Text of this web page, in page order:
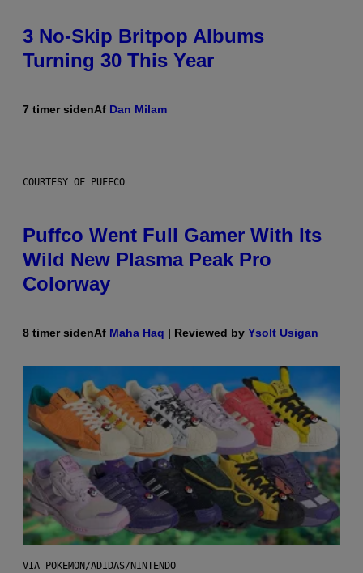
3 No-Skip Britpop Albums
Turning 30 This Year
7 timer sidenAf Dan Milam
COURTESY OF PUFFCO
Puffco Went Full Gamer With Its
Wild New Plasma Peak Pro
Colorway
8 timer sidenAf Maha Haq | Reviewed by Ysolt Usigan
VIA POKEMON/ADIDAS/NINTENDO